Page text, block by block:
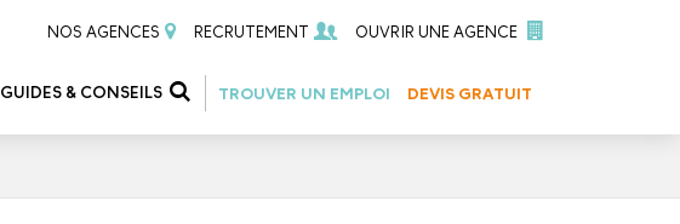
NOS AGENCES RECRUTEMENT OUVRIR UNE AGENCE
GUIDES & CONSEILS TROUVER UN EMPLOI DEVIS GRATUIT